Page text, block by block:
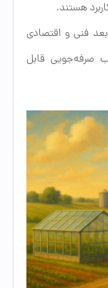
هستند.
بعد فنی و اقتصادی
صرفه‌جویی قابل